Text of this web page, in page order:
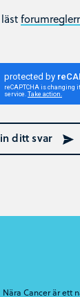
läst
ditt svar
Nära Cancer är ett